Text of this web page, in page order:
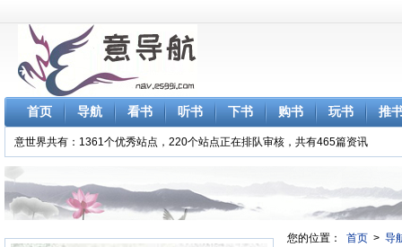
首页 导航 看书 听书 下书 购书 玩书 推
意世界共有：1361个优秀站点，220个站点正在排队审核，共有465篇资讯
您的位置： 首页 > 导